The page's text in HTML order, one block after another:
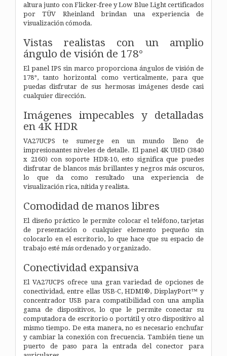
altura junto con Flicker-free y Low Blue Light certificados
por TÜV Rheinland brindan una experiencia de
visualización cómoda.
Vistas realistas con un amplio
ángulo de visión de 178°
El panel IPS sin marco proporciona ángulos de visión de
178°, tanto horizontal como verticalmente, para que
puedas disfrutar de sus hermosas imágenes desde casi
cualquier dirección.
Imágenes impecables y detalladas
en 4K HDR
VA27UCPS te sumerge en un mundo lleno de
impresionantes niveles de detalle. El panel 4K UHD (3840
x 2160) con soporte HDR-10, esto significa que puedes
disfrutar de blancos más brillantes y negros más oscuros,
lo que da como resultado una experiencia de
visualización rica, nítida y realista.
Comodidad de manos libres
El diseño práctico le permite colocar el teléfono, tarjetas
de presentación o cualquier elemento pequeño sin
colocarlo en el escritorio, lo que hace que su espacio de
trabajo esté más ordenado y organizado.
Conectividad expansiva
El VA27UCPS ofrece una gran variedad de opciones de
conectividad, entre ellas USB-C, HDMI®, DisplayPort™ y
concentrador USB para compatibilidad con una amplia
gama de dispositivos, lo que le permite conectar su
computadora de escritorio o portátil y otro dispositivo al
mismo tiempo. De esta manera, no es necesario enchufar
y cambiar la conexión con frecuencia. También tiene un
puerto de paso para la entrada del conector para